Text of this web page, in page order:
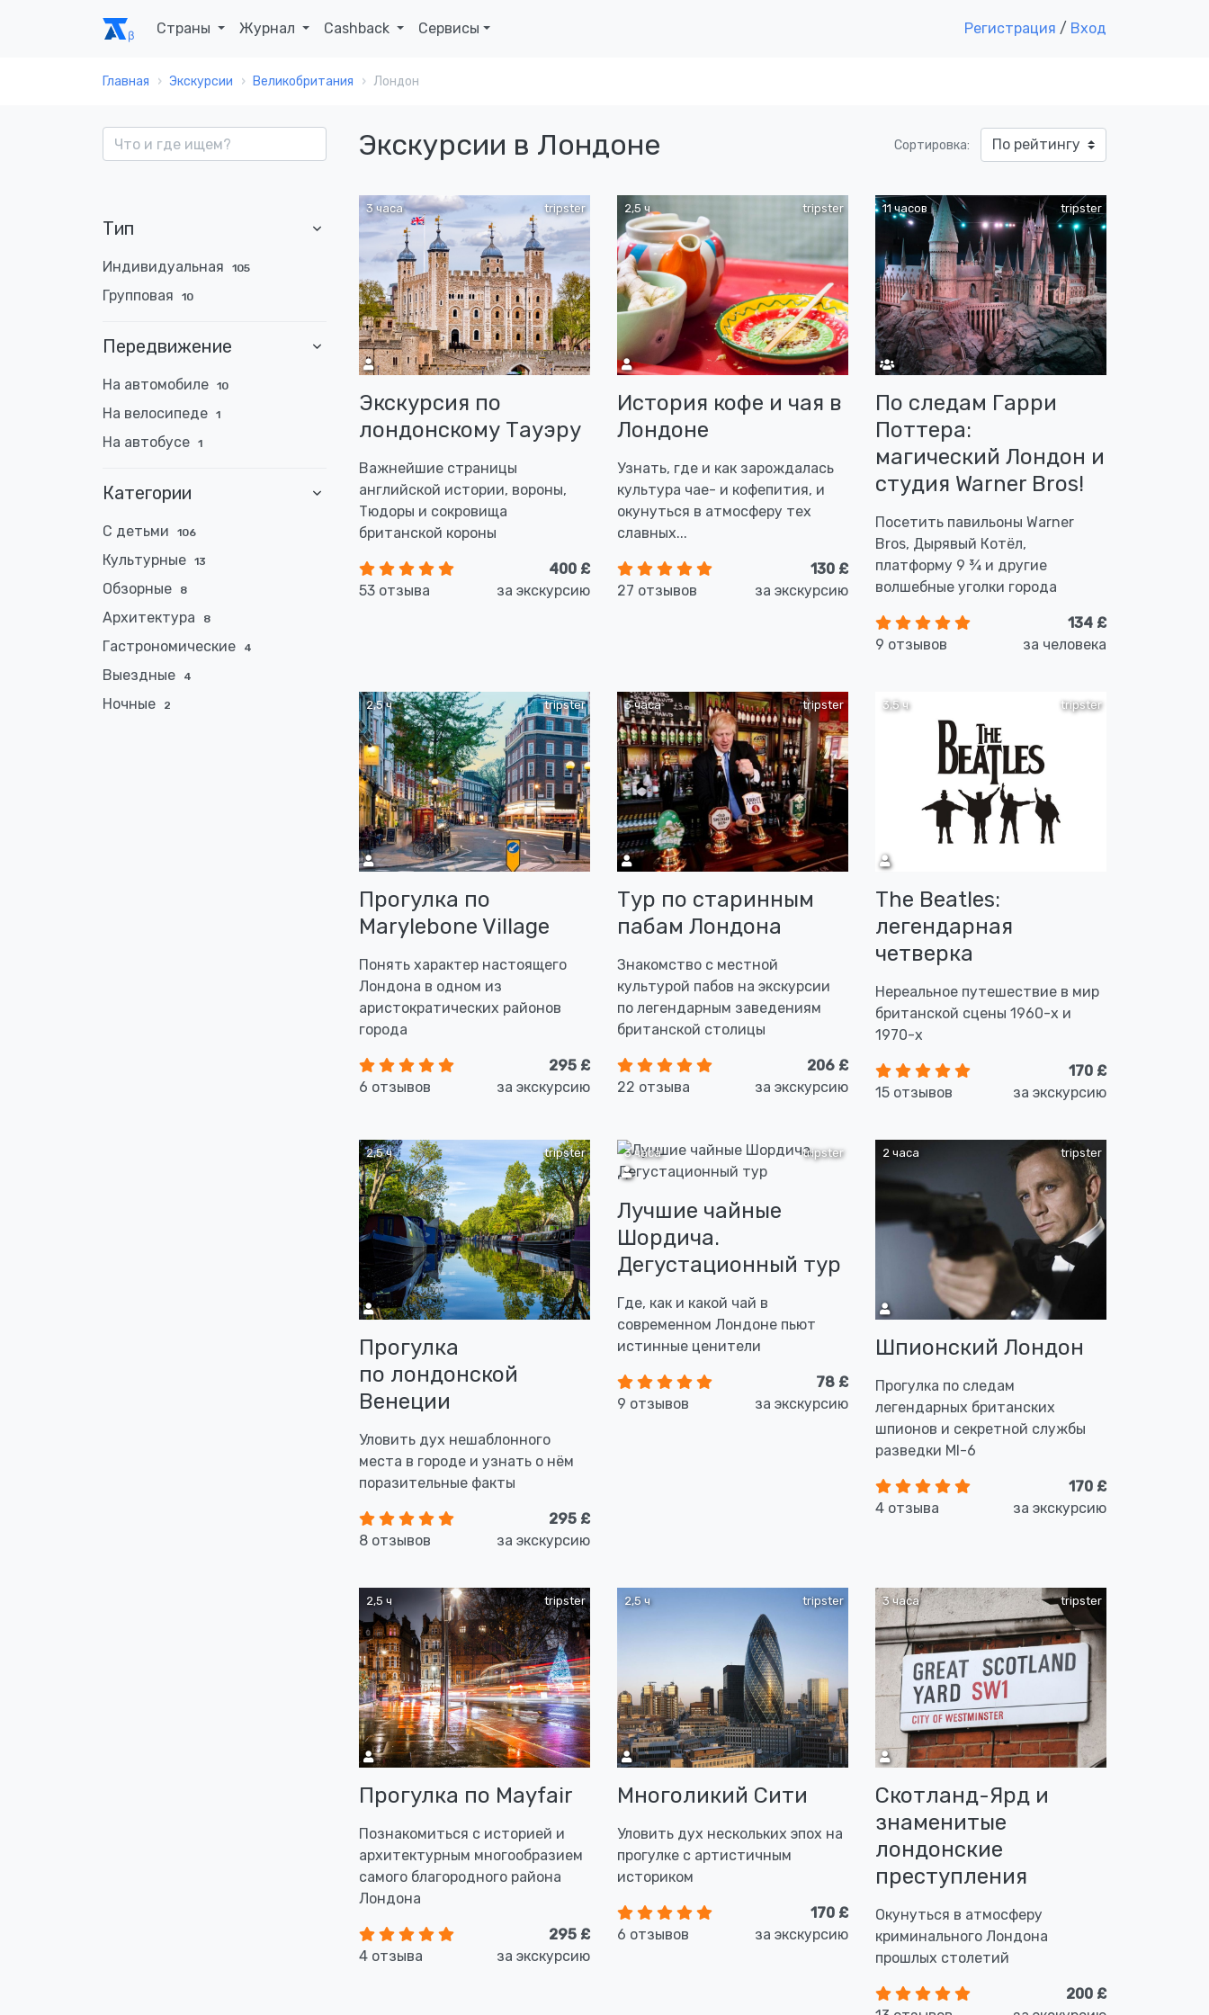
Страны Журнал Cashback Сервисы Регистрация / Вход
Главная Экскурсии Великобритания Лондон
Тип
Индивидуальная 105
Групповая 10
Передвижение
На автомобиле 10
На велосипеде 1
На автобусе 1
Категории
С детьми 106
Культурные 13
Обзорные 8
Архитектура 8
Гастрономические 4
Выездные 4
Ночные 2
Экскурсии в Лондоне Сортировка:
tripster
3 часа
Экскурсия по
лондонскому Тауэру
Важнейшие страницы
английской истории, вороны,
Тюдоры и сокровища
британской короны
53 отзыва
400 £
за экскурсию
tripster
2,5 ч
История кофе и чая в
Лондоне
Узнать, где и как зарождалась
культура чае- и кофепития, и
окунуться в атмосферу тех
славных...
27 отзывов
130 £
за экскурсию
tripster
11 часов
По следам Гарри
Поттера:
магический Лондон и
студия Warner Bros!
Посетить павильоны Warner
Bros, Дырявый Котёл,
платформу 9 ¾ и другие
волшебные уголки города
9 отзывов
134 £
за человека
tripster
2,5 ч
Прогулка по
Marylebone Village
Понять характер настоящего
Лондона в одном из
аристократических районов
города
6 отзывов
295 £
за экскурсию
tripster
3 часа
Тур по старинным
пабам Лондона
Знакомство с местной
культурой пабов на экскурсии
по легендарным заведениям
британской столицы
22 отзыва
206 £
за экскурсию
tripster
3,5 ч
The Beatles:
легендарная
четверка
Нереальное путешествие в мир
британской сцены 1960-х и
1970-х
15 отзывов
170 £
за экскурсию
tripster
2,5 ч
Прогулка
по лондонской
Венеции
Уловить дух нешаблонного
места в городе и узнать о нём
поразительные факты
8 отзывов
295 £
за экскурсию
tripster
3 часа
Лучшие чайные
Шордича.
Дегустационный тур
Где, как и какой чай в
современном Лондоне пьют
истинные ценители
9 отзывов
78 £
за экскурсию
tripster
2 часа
Шпионский Лондон
Прогулка по следам
легендарных британских
шпионов и секретной службы
разведки MI-6
4 отзыва
170 £
за экскурсию
tripster
2,5 ч
Прогулка по Mayfair
Познакомиться с историей и
архитектурным многообразием
самого благородного района
Лондона
4 отзыва
295 £
за экскурсию
tripster
2,5 ч
Многоликий Сити
Уловить дух нескольких эпох на
прогулке с артистичным
историком
6 отзывов
170 £
за экскурсию
tripster
3 часа
Скотланд-Ярд и
знаменитые
лондонские
преступления
Окунуться в атмосферу
криминального Лондона
прошлых столетий
200 £